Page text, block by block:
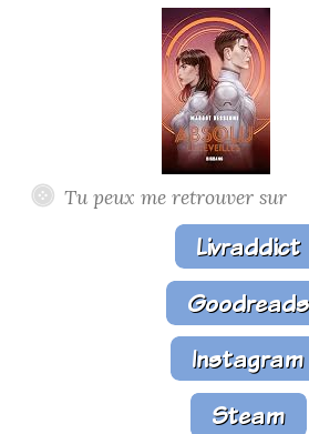
Tu peux me retrouver sur